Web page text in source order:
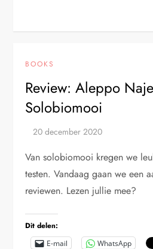
BOOKS
Review: Aleppo
Solobiomooi
Van solobiomooi kregen we
testen. Vandaag gaan we een
reviewen. Lezen
Dit delen:
E-mail WhatsApp